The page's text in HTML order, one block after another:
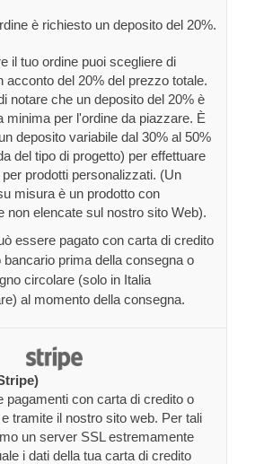
è richiesto un deposito del 20%.
il tuo ordine puoi scegliere di
acconto del 20% del prezzo totale.
notare che un deposito del 20% è
minima per l'ordine da piazzare. È
deposito variabile dal 30% al 50%
del tipo di progetto) per effettuare
per prodotti personalizzati. (Un
misura è un prodotto con
non elencate sul nostro sito Web).
essere pagato con carta di credito
bancario prima della consegna o
circolare (solo in Italia
al momento della consegna.
pagamenti con carta di credito o
tramite il nostro sito web. Per tali
un server SSL estremamente
i dati della tua carta di credito